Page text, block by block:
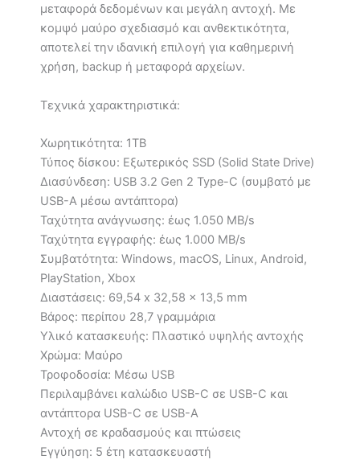
μεταφορά δεδομένων και μεγάλη αντοχή. Με
κομψό μαύρο σχεδιασμό και ανθεκτικότητα,
αποτελεί την ιδανική επιλογή για καθημερινή
χρήση, backup ή μεταφορά αρχείων.
Τεχνικά χαρακτηριστικά:
Χωρητικότητα: 1TB
Τύπος δίσκου: Εξωτερικός SSD (Solid State Drive)
Διασύνδεση: USB 3.2 Gen 2 Type-C (συμβατό με
USB-A μέσω αντάπτορα)
Ταχύτητα ανάγνωσης: έως 1.050 MB/s
Ταχύτητα εγγραφής: έως 1.000 MB/s
Συμβατότητα: Windows, macOS, Linux, Android,
PlayStation, Xbox
Διαστάσεις: 69,54 x 32,58 x 13,5 mm
Βάρος: περίπου 28,7 γραμμάρια
Υλικό κατασκευής: Πλαστικό υψηλής αντοχής
Χρώμα: Μαύρο
Τροφοδοσία: Μέσω USB
Περιλαμβάνει καλώδιο USB-C σε USB-C και
αντάπτορα USB-C σε USB-A
Αντοχή σε κραδασμούς και πτώσεις
Εγγύηση: 5 έτη κατασκευαστή